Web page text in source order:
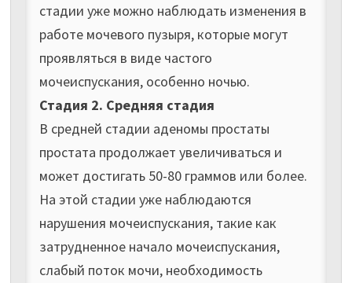
стадии уже можно наблюдать изменения в
работе мочевого пузыря, которые могут
проявляться в виде частого
мочеиспускания, особенно ночью.
Стадия 2. Средняя стадия
В средней стадии аденомы простаты
простата продолжает увеличиваться и
может достигать 50-80 граммов или более.
На этой стадии уже наблюдаются
нарушения мочеиспускания, такие как
затрудненное начало мочеиспускания,
слабый поток мочи, необходимость